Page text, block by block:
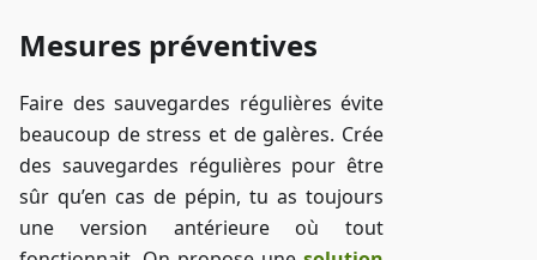
Mesures préventives
Faire des sauvegardes régulières évite
beaucoup de stress et de galères. Crée
des sauvegardes régulières pour être
sûr qu’en cas de pépin, tu as toujours
une version antérieure où tout